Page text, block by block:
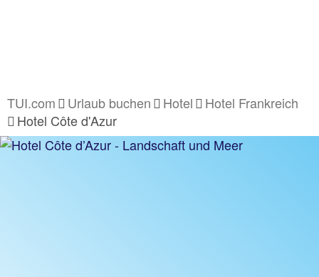
TUI.com Urlaub buchen Hotel
Hotel Frankreich
Hotel Côte d'Azur